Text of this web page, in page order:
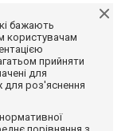
бажають
користувачам
прийняти
для
для роз'яснення